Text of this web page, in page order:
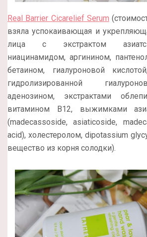
Real Barrier Cicarelief Serum
взяла успокаивающая и
лица с экстрактом
ниацинамидом, аргинином,
бетаином, гиалуроновой
гидролизированной
аденозином, экстрактами
витамином В12, выжимками
(madecassoside, asiaticoside,
acid), холестеролом, dipotassium
вещество из корня солодки).